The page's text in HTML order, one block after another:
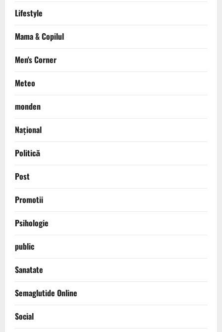
Lifestyle
Mama & Copilul
Men's Corner
Meteo
monden
Național
Politică
Post
Promotii
Psihologie
public
Sanatate
Semaglutide Online
Social